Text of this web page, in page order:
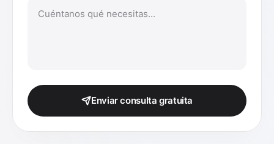
Enviar consulta gratuita